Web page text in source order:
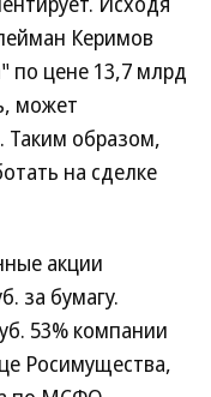
Керимов
по цене 13,7 млрд
может
Таким образом,
на сделке
акции
за бумагу.
53% компании
Росимущества,